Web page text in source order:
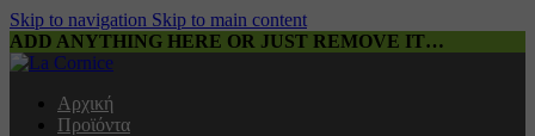
Skip to navigation Skip to main content
ADD ANYTHING HERE OR JUST REMOVE IT…
Αρχική
Προϊόντα